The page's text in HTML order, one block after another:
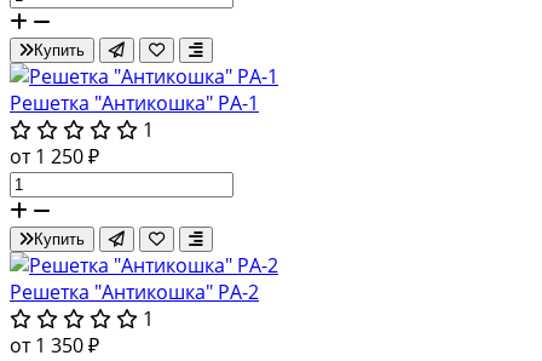
Купить
Решетка "Антикошка" РА-1
1
от 1 250 ₽
Купить
Решетка "Антикошка" РА-2
1
от 1 350 ₽